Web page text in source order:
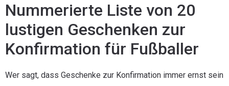
Nummerierte Liste von 20
lustigen Geschenken zur
Konfirmation für Fußballer
Wer sagt, dass Geschenke zur Konfirmation immer ernst sein